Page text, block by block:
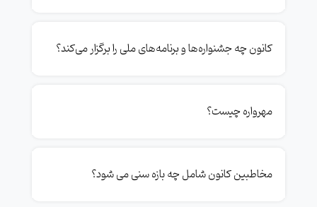
کانون چه جشنواره‌ها و برنامه‌های ملی را برگزار می‌کند؟
مهرواره چیست؟
مخاطبین کانون شامل چه بازه سنی می شود؟